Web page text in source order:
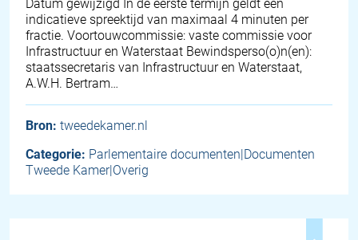
Datum gewijzigd In de eerste termijn geldt een
indicatieve spreektijd van maximaal 4 minuten per
fractie. Voortouwcommissie: vaste commissie voor
Infrastructuur en Waterstaat Bewindsperso(o)n(en):
staatssecretaris van Infrastructuur en Waterstaat,
A.W.H. Bertram…
Bron: tweedekamer.nl
Categorie: Parlementaire documenten|Documenten
Tweede Kamer|Overig